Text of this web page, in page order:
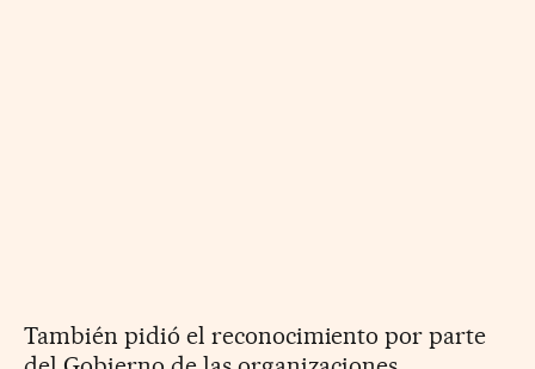
También pidió el reconocimiento por parte